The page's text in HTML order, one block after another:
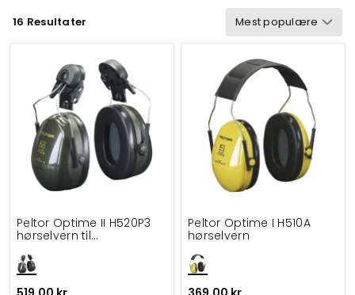
Sertifisering
16 Resultater
Peltor Optime II H520P3
hørselvern til
Peltor Optime I H510A
hørselvern